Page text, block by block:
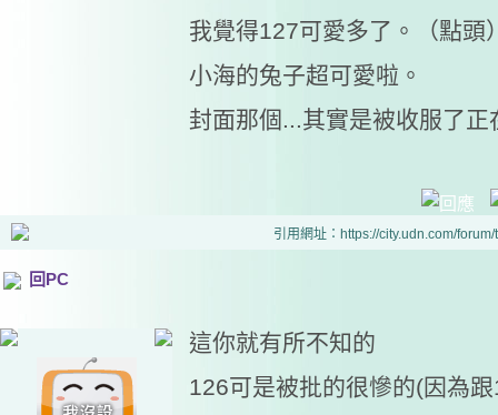
我覺得127可愛多了。（點頭
小海的兔子超可愛啦。
封面那個...其實是被收服了
引用網址：https://city.udn.com/
回PC
這你就有所不知的
126可是被批的很慘的(因為